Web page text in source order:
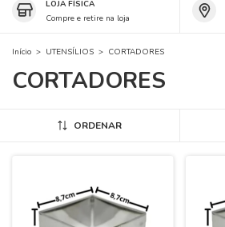
LOJA FÍSICA
Compre e retire na loja
Início > UTENSÍLIOS > CORTADORES
CORTADORES
ORDENAR